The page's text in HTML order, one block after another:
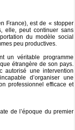
France), est de « stopper
elle, peut continuer sans
du modèle social
peu productives.
un véritable programme
étrangère de son pays.
autorisé une intervention
d’organiser une
professionnel efficace et
de l’époque du premier